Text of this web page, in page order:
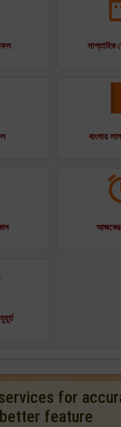
সাপ্তাহিক
বাংলায়
আজকের
for
feature